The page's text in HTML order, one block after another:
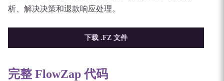
析、解决决策和退款响应处理。
下载 .FZ 文件
完整 FlowZap 代码